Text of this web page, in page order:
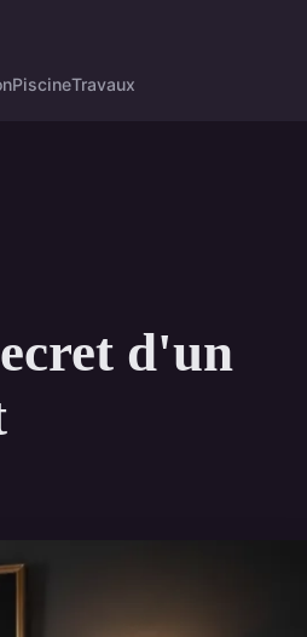
PiscineTravaux
d'un